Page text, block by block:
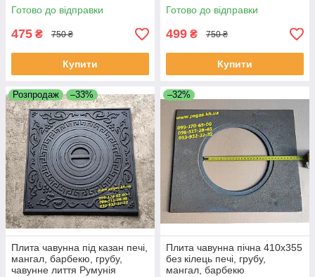
Готово до відправки
475 ₴ 750 ₴
Купити
Готово до відправки
499 ₴ 750 ₴
Купити
Розпродаж –33%
Плита чавунна під казан печі,
мангал, барбекю, грубу,
чавунне лиття Румунія
–32%
Плита чавунна пічна 410х355
без кілець печі, грубу,
мангал, барбекю